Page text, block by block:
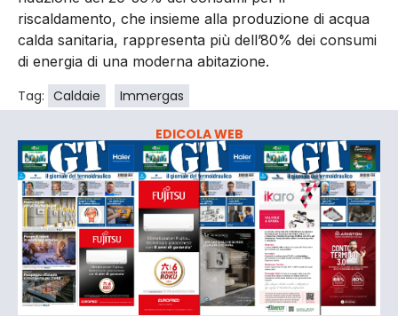
riscaldamento, che insieme alla produzione di acqua
calda sanitaria, rappresenta più dell’80% dei consumi
di energia di una moderna abitazione.
Tag: Caldaie Immergas
EDICOLA WEB